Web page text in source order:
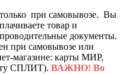
при самовывозе. Вы
товар и
документы.
при самовывозе или
магазине: карты МИР,
СПЛИТ). ВАЖНО! Во